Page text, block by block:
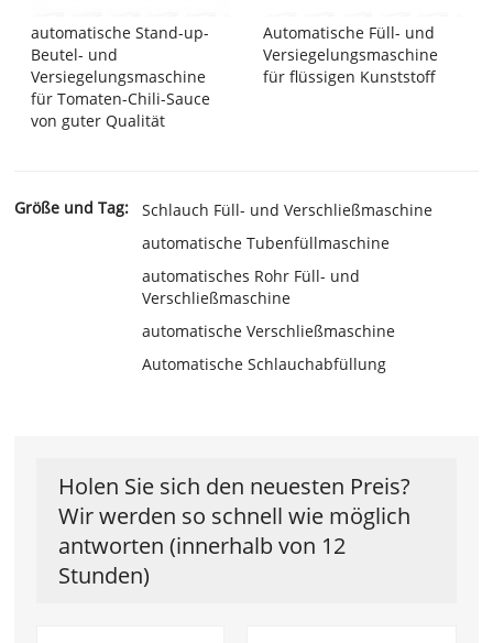
automatische Stand-up-
Beutel- und
Versiegelungsmaschine
für Tomaten-Chili-Sauce
von guter Qualität
Automatische Füll- und
Versiegelungsmaschine
für flüssigen Kunststoff
Größe und Tag:
Schlauch Füll- und Verschließmaschine
automatische Tubenfüllmaschine
automatisches Rohr Füll- und
Verschließmaschine
automatische Verschließmaschine
Automatische Schlauchabfüllung
Holen Sie sich den neuesten Preis?
Wir werden so schnell wie möglich
antworten (innerhalb von 12
Stunden)